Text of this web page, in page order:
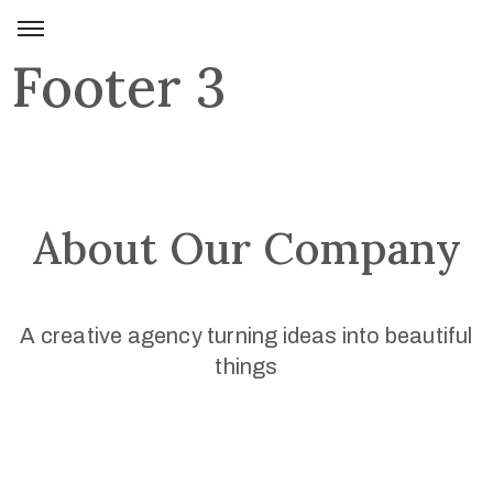
Domov
Razstave
Footer 3
About Our Company
A creative agency turning ideas into beautiful
things